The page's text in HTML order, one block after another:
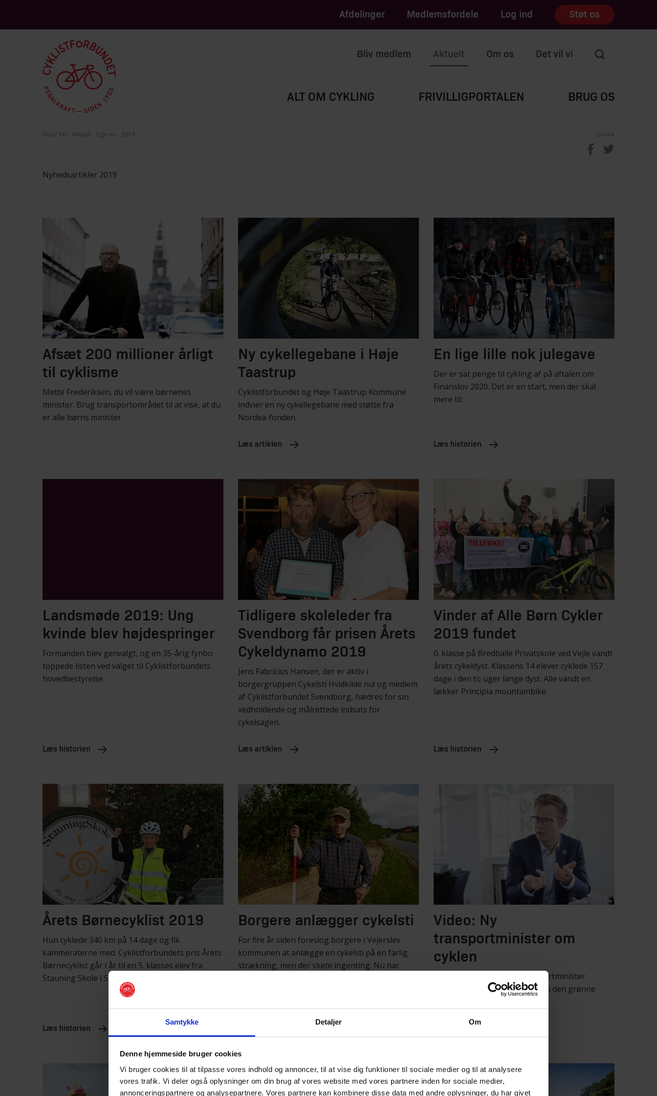
Samtykke Detaljer Om
Denne hjemmeside bruger cookies
Vi bruger cookies til at tilpasse vores indhold og annoncer, til at vise dig funktioner til sociale medier og til at analysere
vores trafik. Vi deler også oplysninger om din brug af vores website med vores partnere inden for sociale medier,
annonceringspartnere og analysepartnere. Vores partnere kan kombinere disse data med andre oplysninger, du har givet
Afdelinger Medlemsfordele Log ind Støt os
Bliv medlem Aktuelt Om os Det vil vi
ALT OM CYKLING FRIVILLIGPORTALEN BRUG OS
Du er her: Aktuelt Lige nu 2019 Del via
Nyhedsartikler 2019
Afsæt 200 millioner årligt
til cyklisme
Mette Frederiksen, du vil være børnenes
minister. Brug transportområdet til at vise, at du
er alle børns minister.
Ny cykellegebane i Høje
Taastrup
Cyklistforbundet og Høje Taastrup Kommune
indvier en ny cykellegebane med støtte fra
Nordea-fonden.
Læs artiklen
En lige lille nok julegave
Der er sat penge til cykling af på aftalen om
Finanslov 2020. Det er en start, men der skal
mere til.
Læs historien
Landsmøde 2019: Ung
kvinde blev højdespringer
Formanden blev genvalgt, og en 35-årig fynbo
toppede listen ved valget til Cyklistforbundets
hovedbestyrelse.
Læs historien
Tidligere skoleleder fra
Svendborg får prisen Årets
Cykeldynamo 2019
Jens Fabricius Hansen, der er aktiv i
borgergruppen Cykelsti Hvidkilde nu! og medlem
af Cyklistforbundet Svendborg, hædres for sin
vedholdende og målrettede indsats for
cykelsagen.
Læs artiklen
Vinder af Alle Børn Cykler
2019 fundet
0. klasse på Bredballe Privatskole ved Vejle vandt
årets cykeldyst. Klassens 14 elever cyklede 157
dage i den to uger lange dyst. Alle vandt en
lækker Principia mountainbike.
Læs historien
Årets Børnecyklist 2019
Hun cyklede 340 km på 14 dage og fik
kammeraterne med. Cyklistforbundets pris Årets
Børnecyklist går i år til en 5. klasses elev fra
Stauning Skole i Skjern.
Læs historien
Borgere anlægger cykelsti
For fire år siden foreslog borgere i Vejerslev
kommunen at anlægge en cykelsti på en farlig
strækning, men der skete ingenting. Nu har
Video: Ny
transportminister om
cyklen
CYKLISTER interviewer transportminister
Benney Engelbrecht om cyklen i den grønne